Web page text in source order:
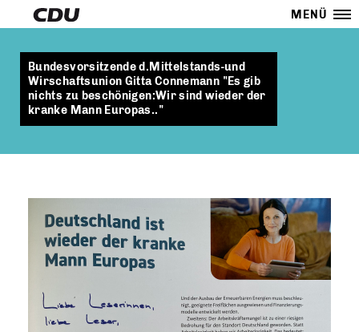
MENÜ
Bundesvorsitzende d.Mittelstands-und
Wirschaftsunion Gitta Connemann "Es gib
nichts zu beschönigen:Wir sind wieder der
kranke Mann Europas.."